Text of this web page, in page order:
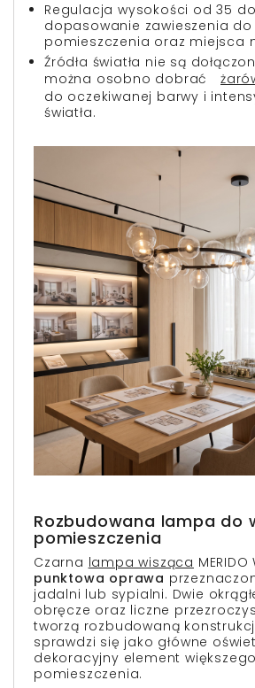
Regulacja wysokości od 35
dopasowanie zawieszenia do
pomieszczenia oraz miejsca
Źródła światła nie są
można osobno dobrać
do oczekiwanej barwy i
światła.
Rozbudowana lampa do
pomieszczenia
Czarna lampa wisząca
punktowa oprawa
jadalni lub sypialni. Dwie
obręcze oraz liczne
tworzą rozbudowaną
sprawdzi się jako główne
dekoracyjny element większego
pomieszczenia.